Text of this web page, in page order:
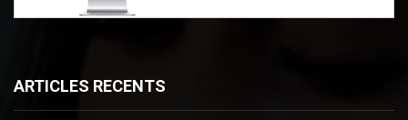
ARTICLES RECENTS